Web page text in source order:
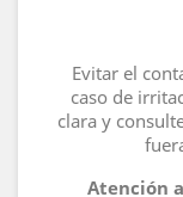
Evitar el
caso de
clara y
Atención